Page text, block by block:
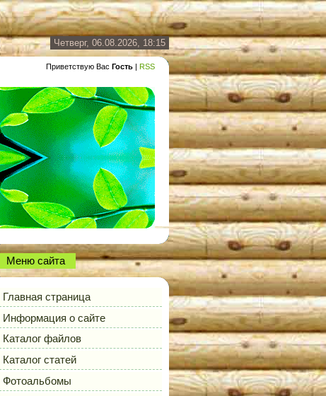
Четверг, 06.08.2026, 18:15
Приветствую Вас Гость | RSS
Меню сайта
Главная страница
Информация о сайте
Каталог файлов
Каталог статей
Фотоальбомы